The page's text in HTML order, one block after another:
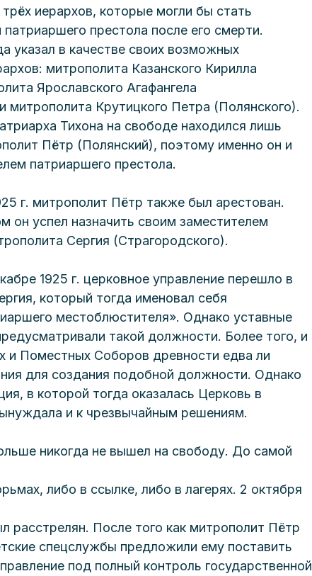
иерархов, которые могли бы стать
престола после его смерти.
указал в качестве своих возможных
митрополита Казанского Кирилла
Ярославского Агафангела
митрополита Крутицкого Петра (Полянского).
Тихона на свободе находился лишь
Пётр (Полянский), поэтому именно он и
патриаршего престола.
г. митрополит Пётр также был арестован.
он успел назначить своим заместителем
Сергия (Страгородского).
1925 г. церковное управление перешло в
который тогда именовал себя
местоблюстителя». Однако уставные
такой должности. Более того, и
и Поместных Соборов древности едва ли
для создания подобной должности. Однако
в которой тогда оказалась Церковь в
и к чрезвычайным решениям.
никогда не вышел на свободу. До самой
либо в ссылке, либо в лагерях. 2 октября
расстрелян. После того как митрополит Пётр
спецслужбы предложили ему поставить
под полный контроль государственной